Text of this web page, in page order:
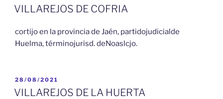
EL
VILLAREJOS DE COFRIA
cortijo en la provincia de Jaén, partidojudicialde
Huelma, términojurisd. deNoaslcjo.
PUBLICADO
EL
28/08/2021
VILLAREJOS DE LA HUERTA